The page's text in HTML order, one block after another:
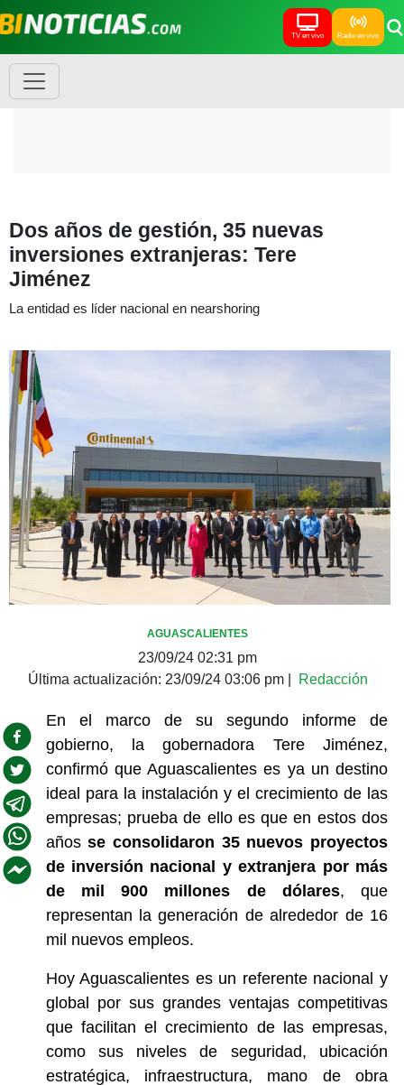
TV en vivo Radio en vivo
Dos años de gestión, 35 nuevas
inversiones extranjeras: Tere
Jiménez
La entidad es líder nacional en nearshoring
AGUASCALIENTES
23/09/24 02:31 pm
Última actualización: 23/09/24 03:06 pm| Redacción
En el marco de su segundo informe de
gobierno, la gobernadora Tere Jiménez,
confirmó que Aguascalientes es ya un destino
ideal para la instalación y el crecimiento de las
empresas; prueba de ello es que en estos dos
añosse consolidaron 35 nuevos proyectos
de inversión nacional y extranjera por más
de mil 900 millones de dólares, que
representan la generación de alrededor de 16
mil nuevos empleos.
Hoy Aguascalientes es un referente nacional y
global por sus grandes ventajas competitivas
que facilitan el crecimiento de las empresas,
como sus niveles de seguridad, ubicación
estratégica, infraestructura, mano de obra